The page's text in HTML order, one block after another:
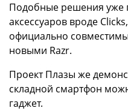
Подобные решения уже
аксессуаров вроде
официально
новыми Razr.
Проект Плазы же
складной смартфон
гаджет.